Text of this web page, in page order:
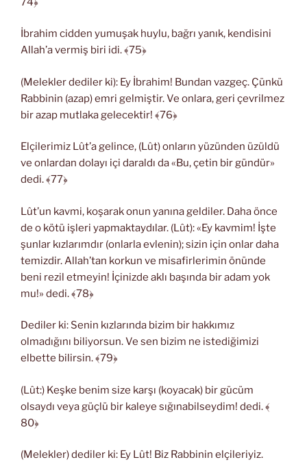
İbrahim cidden yumuşak huylu, bağrı yanık, kendisini
Allah’a vermiş biri idi. ﴾75﴿
(Melekler dediler ki): Ey İbrahim! Bundan vazgeç. Çünkü
Rabbinin (azap) emri gelmiştir. Ve onlara, geri çevrilmez
bir azap mutlaka gelecektir! ﴾76﴿
Elçilerimiz Lût’a gelince, (Lût) onların yüzünden üzüldü
ve onlardan dolayı içi daraldı da «Bu, çetin bir gündür»
dedi. ﴾77﴿
Lût’un kavmi, koşarak onun yanına geldiler. Daha önce
de o kötü işleri yapmaktaydılar. (Lût): «Ey kavmim! İşte
şunlar kızlarımdır (onlarla evlenin); sizin için onlar daha
temizdir. Allah’tan korkun ve misafirlerimin önünde
beni rezil etmeyin! İçinizde aklı başında bir adam yok
mu!» dedi. ﴾78﴿
Dediler ki: Senin kızlarında bizim bir hakkımız
olmadığını biliyorsun. Ve sen bizim ne istediğimizi
elbette bilirsin. ﴾79﴿
(Lût:) Keşke benim size karşı (koyacak) bir gücüm
olsaydı veya güçlü bir kaleye sığınabilseydim! dedi. ﴾
80﴿
(Melekler) dediler ki: Ey Lût! Biz Rabbinin elçileriyiz.